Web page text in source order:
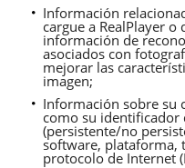
Información
cargue a RealPlayer o
información de
asociados con
mejorar las
imagen;
Información sobre su
como su
(persistente/no
software, plataforma,
protocolo de Internet